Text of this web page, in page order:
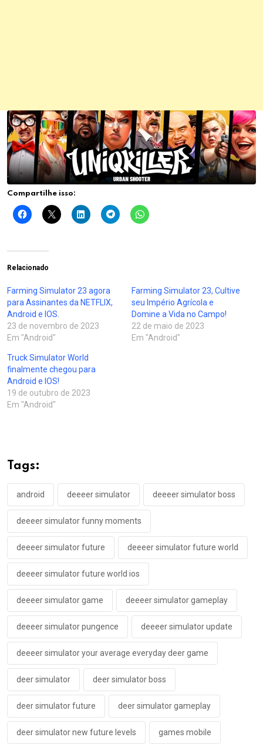
Compartilhe isso:
Relacionado
Farming Simulator 23 agora
para Assinantes da NETFLIX,
Android e IOS.
23 de novembro de 2023
Em "Android"
Farming Simulator 23, Cultive
seu Império Agrícola e
Domine a Vida no Campo!
22 de maio de 2023
Em "Android"
Truck Simulator World
finalmente chegou para
Android e IOS!
19 de outubro de 2023
Em "Android"
Tags:
android deeeer simulator deeeer simulator boss
deeeer simulator funny moments
deeeer simulator future deeeer simulator future world
deeeer simulator future world ios
deeeer simulator game deeeer simulator gameplay
deeeer simulator pungence deeeer simulator update
deeeer simulator your average everyday deer game
deer simulator deer simulator boss
deer simulator future deer simulator gameplay
deer simulator new future levels games mobile